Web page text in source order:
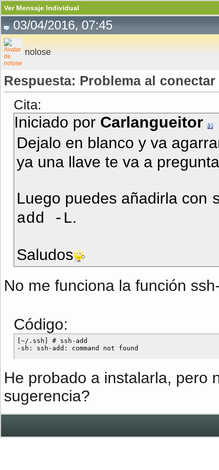
Ver Mensaje Individual
03/04/2016, 07:45
nolose
Respuesta: Problema al
Cita:
Iniciado por Carlangueitor
Dejalo en blanco y va
ya una llave te va a
Luego puedes añadirla con
add -L.
Saludos
No me funciona la función
Código:
[~/.ssh] # ssh-add
He probado a instalarla, pero
sugerencia?